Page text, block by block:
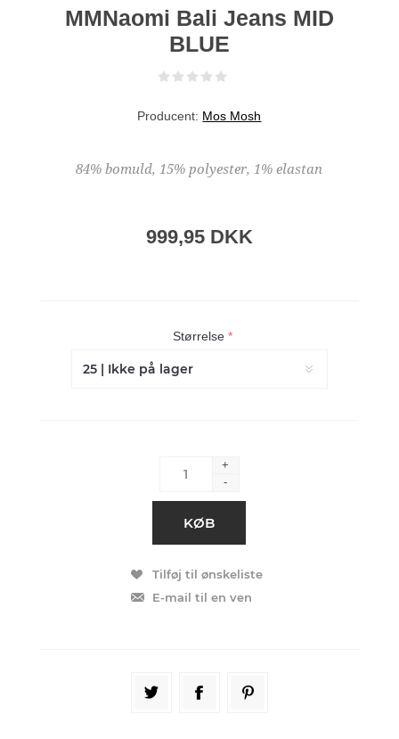
MMNaomi Bali Jeans MID
BLUE
Producent: Mos Mosh
84% bomuld, 15% polyester, 1% elastan
999,95 DKK
Størrelse*
+
-